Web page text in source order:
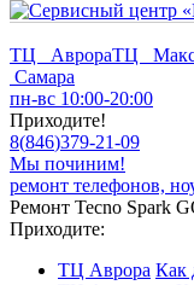
ТЦ АврораТЦ
Самара
пн-вс 10:00-20:00
Приходите!
8(846)379-21-09
Мы починим!
ремонт телефонов,
Ремонт Tecno Spark
Приходите:
ТЦ Аврора Как